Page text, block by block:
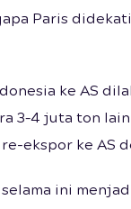
Paris
ke AS
3–4 juta ton
ekspor ke AS
ini